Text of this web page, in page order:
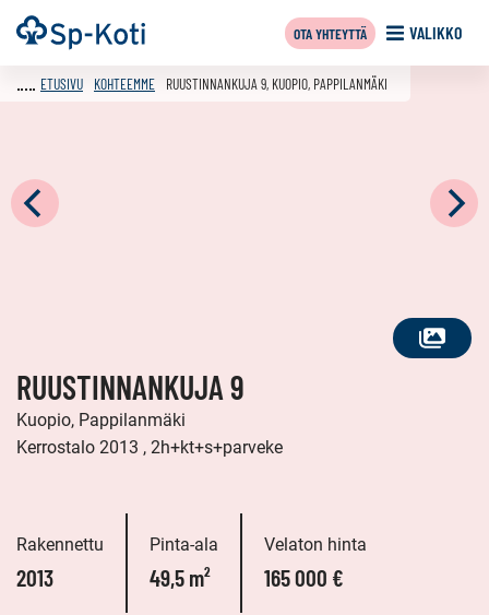
Siirry
sisältöön
Etusivu VALIKKO
OTA YHTEYTTÄ
KATSO
ETUSIVU KOHTEEMME RUUSTINNANKUJA 9, KUOPIO, PAPPILANMÄKI
RUUSTINNANKUJA 9
Kuopio, Pappilanmäki
Kerrostalo 2013 , 2h+kt+s+parveke
Rakennettu
2013
Pinta-ala
49,5 m²
Velaton hinta
165 000 €